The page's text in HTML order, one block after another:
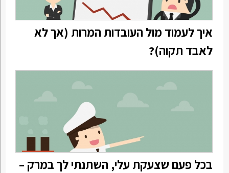
איך לעמוד מול העובדות המרות (אך לא
לאבד תקוה)?
בכל פעם שצעקת עלי, השתנתי לך במרק –